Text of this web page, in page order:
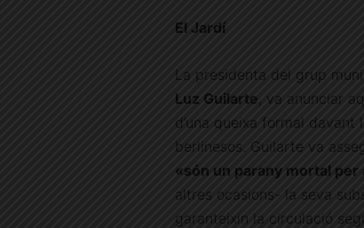
El Jardí
La presidenta del grup
Luz Guilarte, va anunciar
d’una queixa formal
berlinesos. Guilarte va
«són un parany mortal
altres ocasions- la seva
garanteixin la circulació